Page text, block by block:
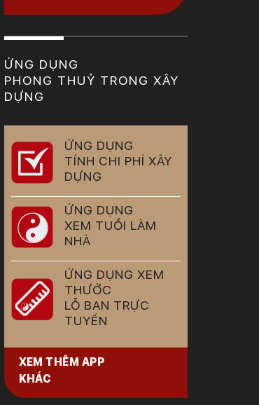
ỨNG DỤNG
PHONG THUỶ TRONG XÂY
DỰNG
ỨNG DỤNG
TÍNH CHI PHÍ XÂY
DỰNG
ỨNG DỤNG
XEM TUỔI LÀM
NHÀ
ỨNG DỤNG XEM
THƯỚC
LỖ BAN TRỰC
TUYẾN
XEM THÊM APP
KHÁC